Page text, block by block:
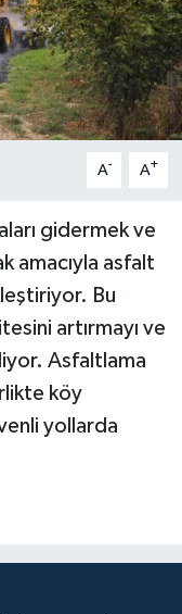
A- A+
gidermek ve
amacıyla asfalt
Bu
artırmayı ve
Asfaltlama
köy
yollarda